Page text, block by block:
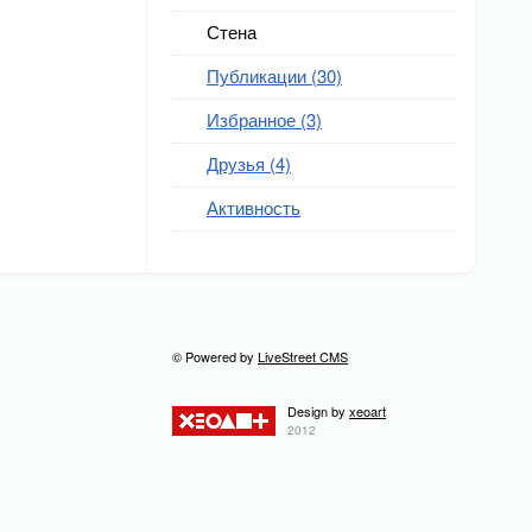
Стена
Публикации (30)
Избранное (3)
Друзья (4)
Активность
© Powered by LiveStreet CMS
Design by xeoart
2012